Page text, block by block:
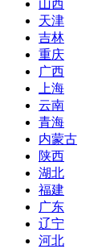
山西
天津
吉林
重庆
广西
上海
云南
青海
内蒙古
陕西
湖北
福建
广东
辽宁
河北